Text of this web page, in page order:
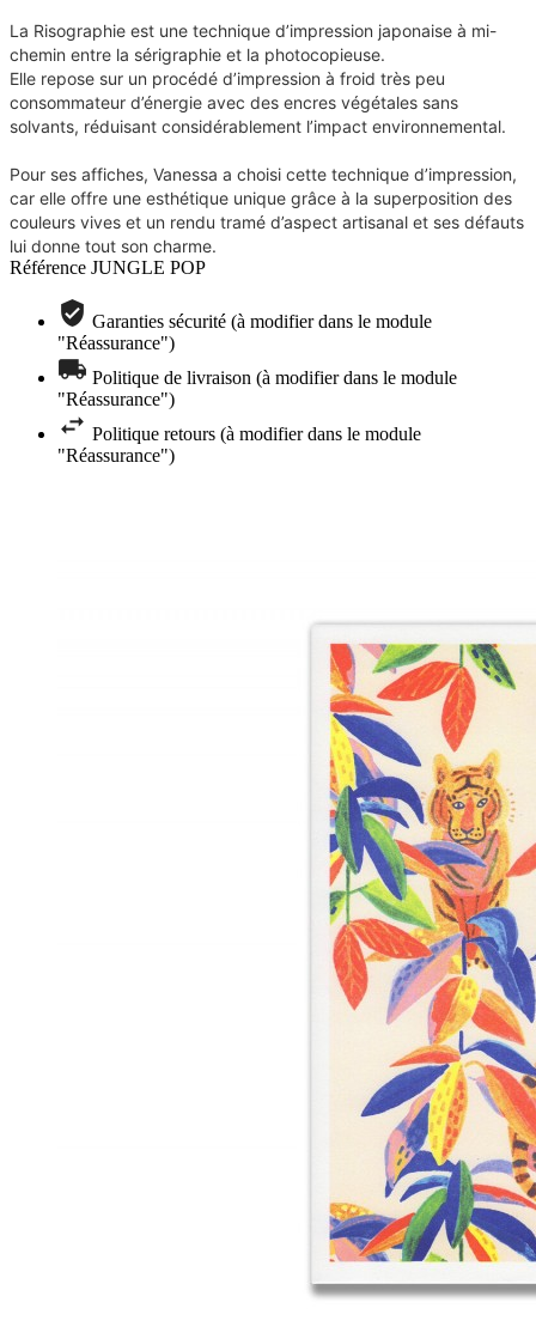
La Risographie est une technique d’impression japonaise à mi-
chemin entre la sérigraphie et la photocopieuse.
Elle repose sur un procédé d’impression à froid très peu
consommateur d’énergie avec des encres végétales sans
solvants, réduisant considérablement l’impact environnemental.
Pour ses affiches, Vanessa a choisi cette technique d’impression,
car elle offre une esthétique unique grâce à la superposition des
couleurs vives et un rendu tramé d’aspect artisanal et ses défauts
lui donne tout son charme.
Référence JUNGLE POP
Garanties sécurité (à modifier dans le module
"Réassurance")
Politique de livraison (à modifier dans le module
"Réassurance")
Politique retours (à modifier dans le module
"Réassurance")